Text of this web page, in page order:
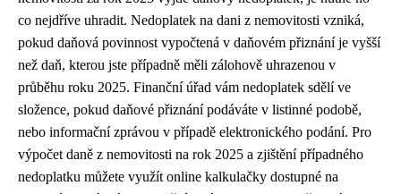
co nejdříve uhradit. Nedoplatek na dani z nemovitosti vzniká,
pokud daňová povinnost vypočtená v daňovém přiznání je vyšší
než daň, kterou jste případně měli zálohově uhrazenou v
průběhu roku 2025. Finanční úřad vám nedoplatek sdělí ve
složence, pokud daňové přiznání podáváte v listinné podobě,
nebo informační zprávou v případě elektronického podání. Pro
výpočet daně z nemovitosti na rok 2025 a zjištění případného
nedoplatku můžete využít online kalkulačky dostupné na